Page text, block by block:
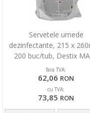
Servetele umede
dezinfectante, 215 x
200 buc/tub, Destix
Jumbo refill pack - aroma
fara TVA:
62,06 RON
cu TVA:
73,85 RON